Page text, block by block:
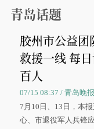
青岛话题
胶州市公益团
救援一线 每
百人
07/15 08:37 / 青岛晚报
7月10日、13日，本
心、市退役军人兵锋